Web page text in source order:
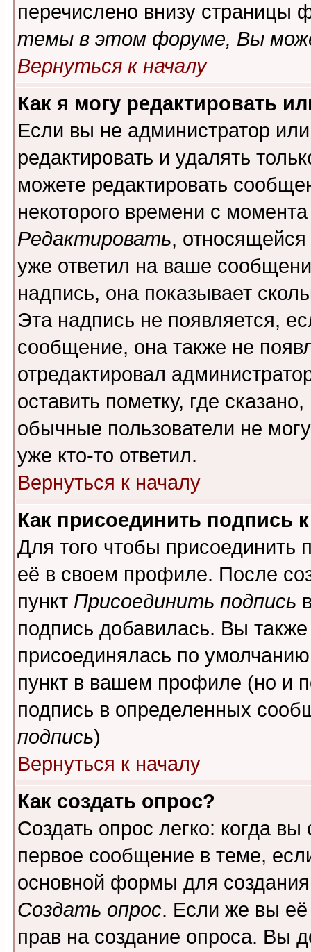
перечислено внизу страницы
темы в этом форуме, Вы
Вернуться к началу
Как я могу редактировать
Если вы не администратор
редактировать и удалять
можете редактировать
некоторого времени с
Редактировать,
уже ответил на ваше
надпись, она показывает
Эта надпись не появляется,
сообщение, она также не
отредактировал
оставить пометку, где
обычные пользователи не
уже кто-то ответил.
Вернуться к началу
Как присоединить подпись
Для того чтобы присоединить
её в своем профиле. После
пункт Присоединить подпись
подпись добавилась. Вы
присоединялась по
пункт в вашем профиле (но и
подпись в определенных
подпись)
Вернуться к началу
Как создать опрос?
Создать опрос легко: когда
первое сообщение в теме,
основной формы для
Создать опрос. Если же вы её
прав на создание опроса. Вы